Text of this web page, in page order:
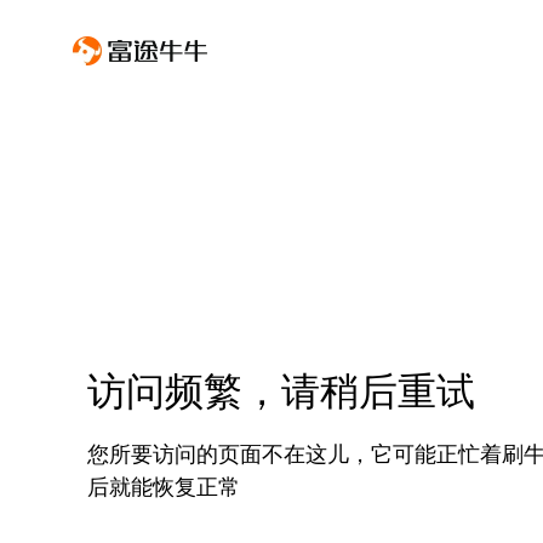
访问频繁，请稍后重试
您所要访问的页面不在这儿，它可能正忙着刷
后就能恢复正常